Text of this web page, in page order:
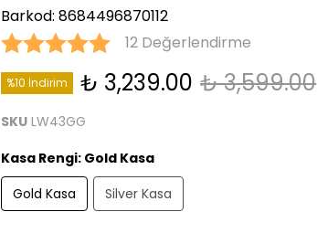
Barkod:8684496870112
12 Değerlendirme
%10 İndirim ₺ 3,239.00 ₺ 3,599.00
SKU LW43GG
Kasa Rengi: Gold Kasa
Gold Kasa
Silver Kasa